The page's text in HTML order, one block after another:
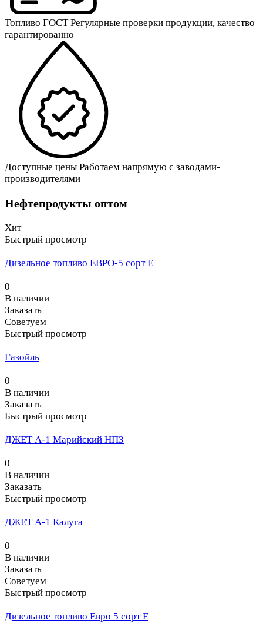
Топливо ГОСТРегулярные проверки продукции, качество
гарантированно
Доступные цены Работаем напрямую с заводами-
производителями
Нефтепродукты оптом
Хит
Быстрый просмотр
Дизельное топливо ЕВРО-5 сорт Е
0
В наличии
Заказать
Советуем
Быстрый просмотр
Газойль
0
В наличии
Заказать
Быстрый просмотр
ДЖЕТ А-1 Марийский НПЗ
0
В наличии
Заказать
Быстрый просмотр
ДЖЕТ А-1 Калуга
0
В наличии
Заказать
Советуем
Быстрый просмотр
Дизельное топливо Евро 5 сорт F